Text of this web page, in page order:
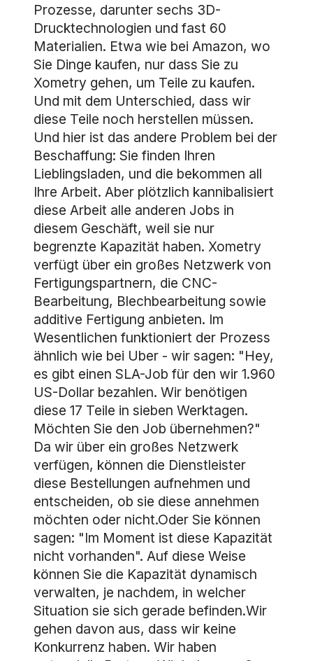
Prozesse, darunter sechs 3D-
Drucktechnologien und fast 60
Materialien. Etwa wie bei Amazon, wo
Sie Dinge kaufen, nur dass Sie zu
Xometry gehen, um Teile zu kaufen.
Und mit dem Unterschied, dass wir
diese Teile noch herstellen müssen.
Und hier ist das andere Problem bei der
Beschaffung: Sie finden Ihren
Lieblingsladen, und die bekommen all
Ihre Arbeit. Aber plötzlich kannibalisiert
diese Arbeit alle anderen Jobs in
diesem Geschäft, weil sie nur
begrenzte Kapazität haben. Xometry
verfügt über ein großes Netzwerk von
Fertigungspartnern, die CNC-
Bearbeitung, Blechbearbeitung sowie
additive Fertigung anbieten. Im
Wesentlichen funktioniert der Prozess
ähnlich wie bei Uber - wir sagen: "Hey,
es gibt einen SLA-Job für den wir 1.960
US-Dollar bezahlen. Wir benötigen
diese 17 Teile in sieben Werktagen.
Möchten Sie den Job übernehmen?"
Da wir über ein großes Netzwerk
verfügen, können die Dienstleister
diese Bestellungen aufnehmen und
entscheiden, ob sie diese annehmen
möchten oder nicht.Oder Sie können
sagen: "Im Moment ist diese Kapazität
nicht vorhanden". Auf diese Weise
können Sie die Kapazität dynamisch
verwalten, je nachdem, in welcher
Situation sie sich gerade befinden.Wir
gehen davon aus, dass wir keine
Konkurrenz haben. Wir haben